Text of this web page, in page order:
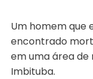
Um homem que
encontrado
em uma área de
Imbituba.